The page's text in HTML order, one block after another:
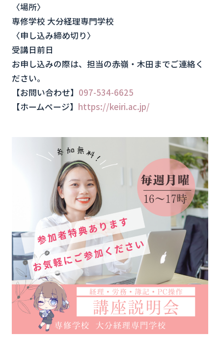
〈場所〉
専修学校 大分経理専門学校
〈申し込み締め切り〉
受講日前日
お申し込みの際は、担当の赤嶺・木田までご連絡く
ださい。
【お問い合わせ】 097-534-6625
【ホームページ】 https://keiri.ac.jp/